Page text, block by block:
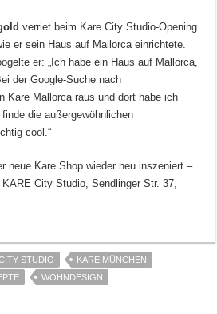
verriet beim Kare City Studio-Opening
er sein Haus auf Mallorca einrichtete.
er: „Ich habe ein Haus auf Mallorca,
der Google-Suche nach
Kare Mallorca raus und dort habe ich
die außergewöhnlichen
cool.“
neue Kare Shop wieder neu inszeniert –
City Studio, Sendlinger Str. 37,
STUDIO
KARE MÜNCHEN
WOHNDESIGN